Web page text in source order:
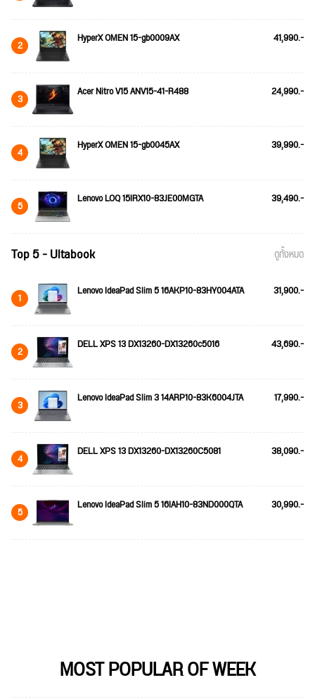
2 HyperX OMEN 15-gb0009AX 41,990.-
3 Acer Nitro V15 ANV15-41-R488 24,990.-
4 HyperX OMEN 15-gb0045AX 39,990.-
5 Lenovo LOQ 15IRX10-83JE00MGTA 39,490.-
Top 5 - Ultabook ดูทั้งหมด
1 Lenovo IdeaPad Slim 5 16AKP10-83HY004ATA 31,900.-
2 DELL XPS 13 DX13260-DX13260c5016 43,690.-
3 Lenovo IdeaPad Slim 3 14ARP10-83K6004JTA 17,990.-
4 DELL XPS 13 DX13260-DX13260C5081 38,090.-
5 Lenovo IdeaPad Slim 5 16IAH10-83ND000QTA 30,990.-
MOST POPULAR OF WEEK